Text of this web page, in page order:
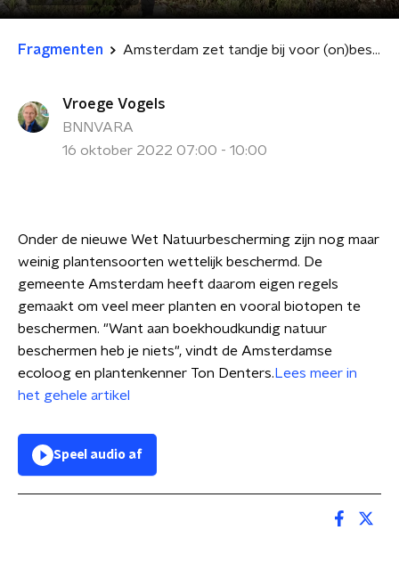
Fragmenten Amsterdam zet tandje bij voor (on)beschermde planten
Vroege Vogels
BNNVARA
16 oktober 2022 07:00 - 10:00
Onder de nieuwe Wet Natuurbescherming zijn nog maar
weinig plantensoorten wettelijk beschermd. De
gemeente Amsterdam heeft daarom eigen regels
gemaakt om veel meer planten en vooral biotopen te
beschermen. "Want aan boekhoudkundig natuur
beschermen heb je niets", vindt de Amsterdamse
ecoloog en plantenkenner Ton Denters. Lees meer in
het gehele artikel
Speel audio af